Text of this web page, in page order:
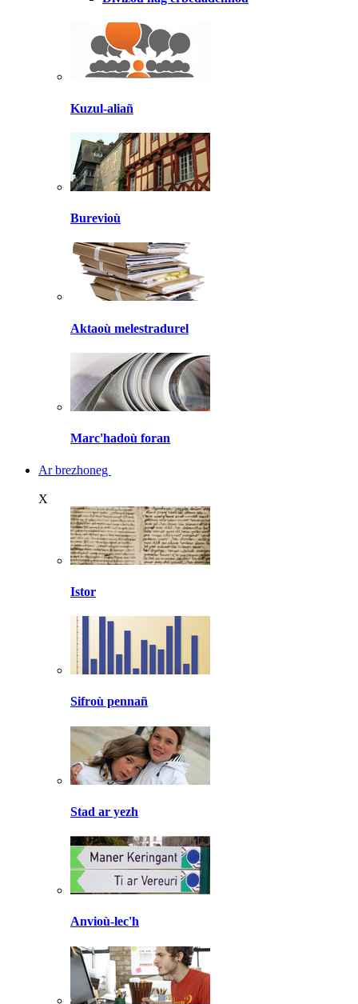
Kuzul-aliañ
Burevioù
Aktaoù melestradurel
Marc'hadoù foran
Ar brezhoneg
X
Istor
Sifroù pennañ
Stad ar yezh
Anvioù-lec'h